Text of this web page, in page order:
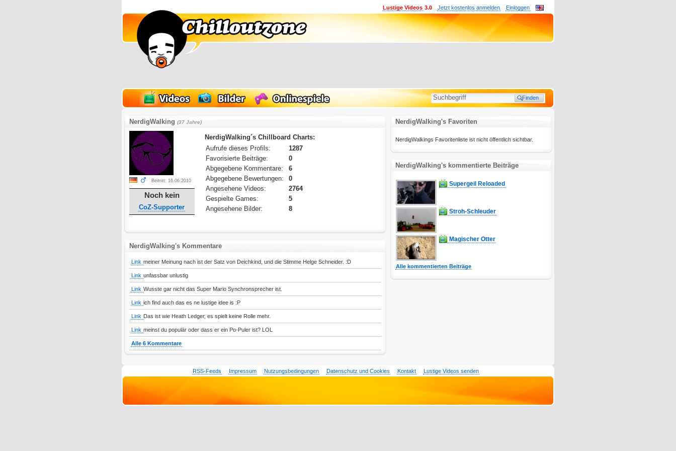
Einloggen
Jetzt kostenlos anmelden
Lustige Videos 3.0
NerdigWalking (37 Jahre)
Beitritt: 16.06.2010
Noch kein
CoZ-Supporter
NerdigWalking´s Chillboard Charts:
Aufrufe dieses Profils:
1287
Favorisierte Beiträge:
0
Abgegebene Kommentare:
6
Abgegebene Bewertungen:
0
Angesehene Videos:
2764
Gespielte Games:
5
Angesehene Bilder:
8
NerdigWalking's Kommentare
Link meiner Meinung nach ist der Satz von Deichkind, und die Stimme Helge Schneider. :D
Link unfassbar unlustig
Link Wusste gar nicht das Super Mario Synchronsprecher ist.
Link ich find auch das es ne lustige idee is :P
Link Das ist wie Heath Ledger, es spielt keine Rolle mehr.
Link meinst du populär oder dass er ein Po-Puler ist? LOL
Alle 6 Kommentare
NerdigWalking's Favoriten
NerdigWalkings Favoritenliste ist nicht öffentlich sichtbar.
NerdigWalking's kommentierte Beiträge
Supergeil Reloaded
Stroh-Schleuder
Magischer Otter
Alle kommentierten Beiträge
RSS-Feeds Impressum Nutzungsbedingungen Datenschutz und Cookies Kontakt Lustige Videos senden